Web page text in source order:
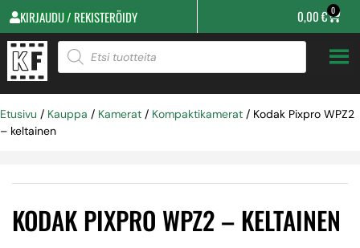
KIRJAUDU / REKISTERÖIDY 0,00€ 0
Etusivu / Kauppa / Kamerat / Kompaktikamerat / Kodak Pixpro WPZ2
– keltainen
KODAK PIXPRO WPZ2 – KELTAINEN